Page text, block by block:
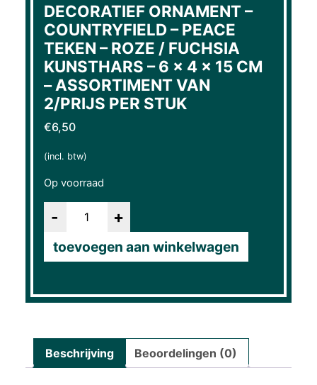
DECORATIEF ORNAMENT –
COUNTRYFIELD – PEACE
TEKEN – ROZE / FUCHSIA
KUNSTHARS – 6 × 4 × 15 CM
– ASSORTIMENT VAN
2/PRIJS PER STUK
€6,50
(incl. btw)
Op voorraad
toevoegen aan winkelwagen
Beschrijving Beoordelingen (0)